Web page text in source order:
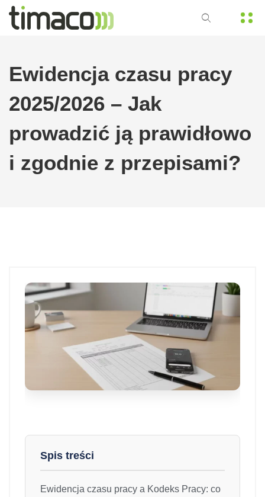
Ewidencja czasu pracy
2025/2026 – Jak
prowadzić ją prawidłowo
i zgodnie z przepisami?
Spis treści
Ewidencja czasu pracy a Kodeks Pracy: co